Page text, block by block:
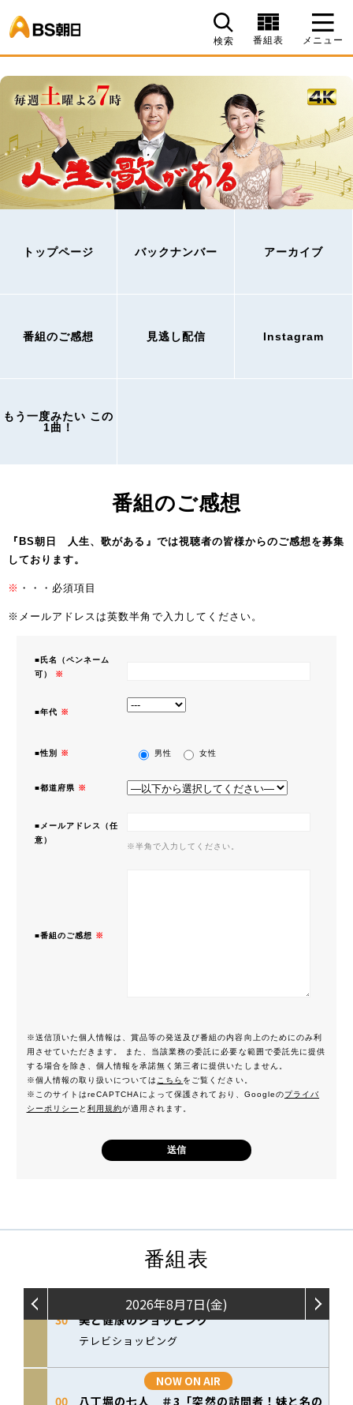
検索 番組表 メニュー
トップページ バックナンバー アーカイブ
番組のご感想 見逃し配信 Instagram
もう一度みたい この
1曲！
番組のご感想
『BS朝日 人生、歌がある』では視聴者の皆様からのご感想を募集
しております。
※ ・・・必須項目
※メールアドレスは英数半角で入力してください。
■氏名（ペンネーム
可）
※
■年代 ※
■性別 ※ 男性 女性
■都道府県 ※
■メールアドレス（任
意）
※半角で入力してください。
■番組のご感想 ※
※送信頂いた個人情報は、賞品等の発送及び番組の内容向上のためにのみ利
用させていただきます。 また、当該業務の委託に必要な範囲で委託先に提供
する場合を除き、個人情報を承諾無く第三者に提供いたしません。
※個人情報の取り扱いについては こちら をご覧ください。
※このサイトはreCAPTCHAによって保護されており、Googleのプライバ
シーポリシー と 利用規約が適用されます。
番組表